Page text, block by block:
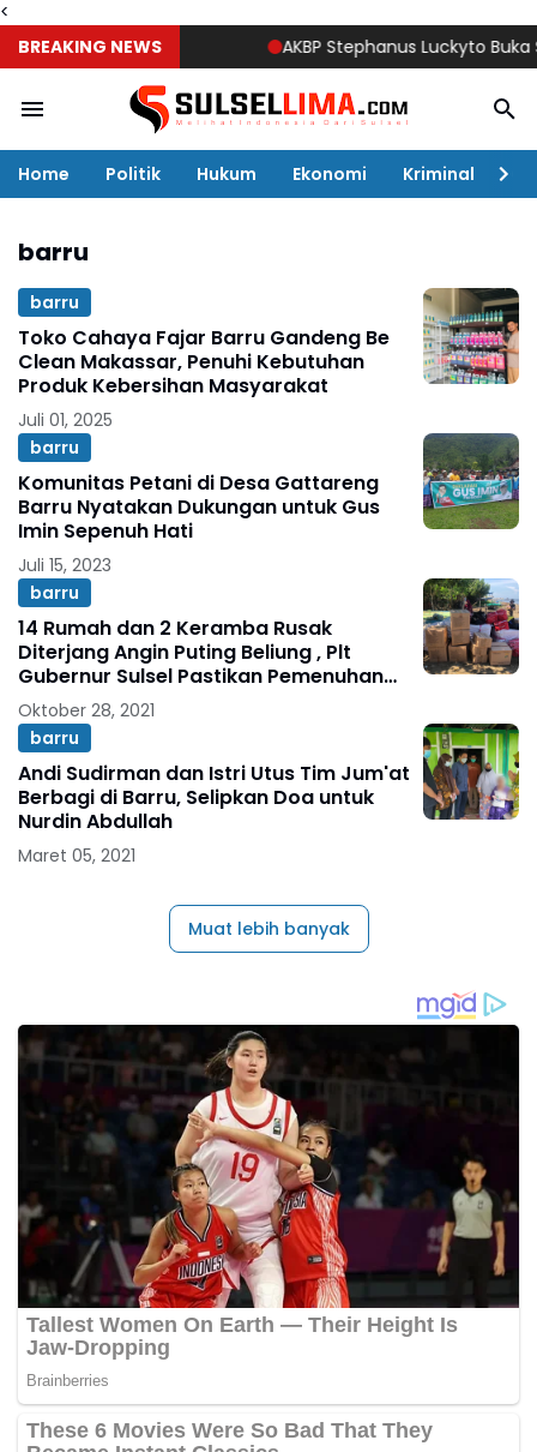
<
BREAKING NEWS
AKBP Stephanus Luckyto Buka
Home Politik Hukum Ekonomi Kriminal
barru
barru
Toko Cahaya Fajar Barru Gandeng Be
Clean Makassar, Penuhi Kebutuhan
Produk Kebersihan Masyarakat
Juli 01, 2025
barru
Komunitas Petani di Desa Gattareng
Barru Nyatakan Dukungan untuk Gus
Imin Sepenuh Hati
Juli 15, 2023
barru
14 Rumah dan 2 Keramba Rusak
Diterjang Angin Puting Beliung , Plt
Gubernur Sulsel Pastikan Pemenuhan
Bantuan
Oktober 28, 2021
barru
Andi Sudirman dan Istri Utus Tim Jum'at
Berbagi di Barru, Selipkan Doa untuk
Nurdin Abdullah
Maret 05, 2021
Muat lebih banyak